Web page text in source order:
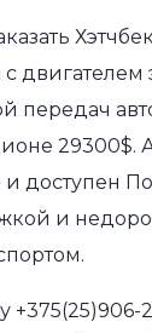
с
передач
29300$.
доступен
и
+375(25)906-